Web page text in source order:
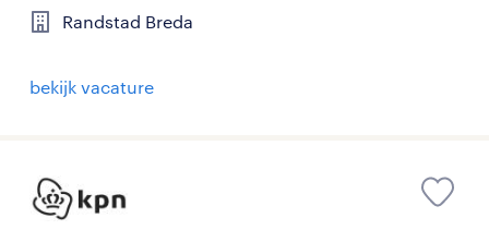
Randstad Breda
bekijk vacature